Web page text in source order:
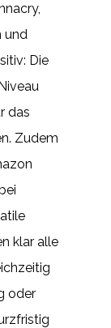
und
Die
das
Zudem
klar alle
oder